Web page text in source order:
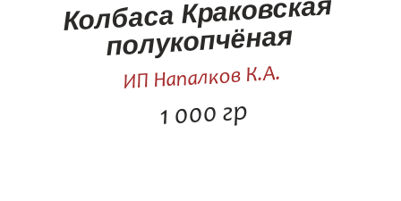
Колбаса Краковская
полукопчёная
ИП Напалков К.А.
1 000 гр